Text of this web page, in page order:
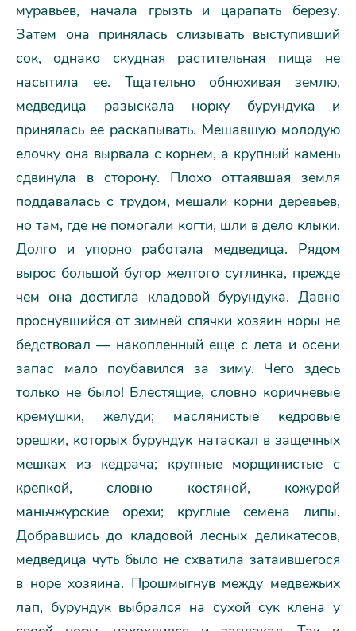
муравьев, начала грызть и царапать березу.
Затем она принялась слизывать выступивший
сок, однако скудная растительная пища не
насытила ее. Тщательно обнюхивая землю,
медведица разыскала норку бурундука и
принялась ее раскапывать. Мешавшую молодую
елочку она вырвала с корнем, а крупный камень
сдвинула в сторону. Плохо оттаявшая земля
поддавалась с трудом, мешали корни деревьев,
но там, где не помогали когти, шли в дело клыки.
Долго и упорно работала медведица. Рядом
вырос большой бугор желтого суглинка, прежде
чем она достигла кладовой бурундука. Давно
проснувшийся от зимней спячки хозяин норы не
бедствовал — накопленный еще с лета и осени
запас мало поубавился за зиму. Чего здесь
только не было! Блестящие, словно коричневые
кремушки, желуди; маслянистые кедровые
орешки, которых бурундук натаскал в защечных
мешках из кедрача; крупные морщинистые с
крепкой, словно костяной, кожурой
маньчжурские орехи; круглые семена липы.
Добравшись до кладовой лесных деликатесов,
медведица чуть было не схватила затаившегося
в норе хозяина. Прошмыгнув между медвежьих
лап, бурундук выбрался на сухой сук клена у